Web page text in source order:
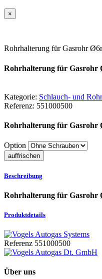
×
Rohrhalterung für Gasrohr
Rohrhalterung für Gasrohr
Kategorie: Schlauch- und
Referenz: 551000500
Rohrhalterung für Gasrohr
Option
Beschreibung
Rohrhalterung für Gasrohr
Produktdetails
Referenz 551000500
Über uns